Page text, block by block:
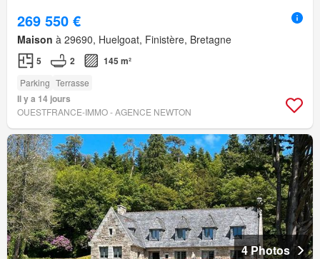
269 550 €
Maison à 29690, Huelgoat, Finistère, Bretagne
5 2 145 m²
Parking Terrasse
Il y a 14 jours
OUESTFRANCE-IMMO - AGENCE NEWTON
4 Photos